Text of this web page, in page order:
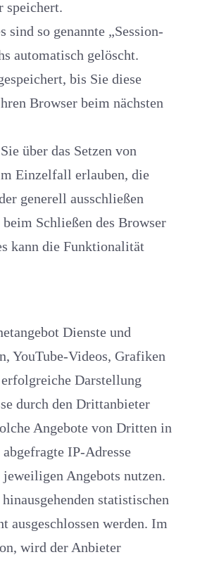
speichert.
„Session-
gelöscht.
bis Sie diese
Browser beim nächsten
von
erlauben, die
ausschließen
des Browser
kann die Funktionalität
Anbieter